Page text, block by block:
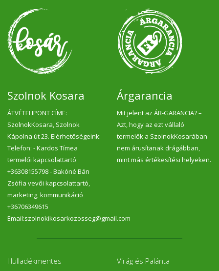
Szolnok Kosara
ÁTVÉTELIPONT CÍME:
SzolnokKosara, Szolnok
Kápolna út 23. Elérhetőségeink:
Telefon: - Kardos Tímea
termelői kapcsolattartó
+36308155798 - Bakóné Bán
Zsófia vevői kapcsolattartó,
marketing, kommunikáció
+36706349615
Email:szolnokikosarkozosseg@gmail.com
Árgarancia
Mit jelent az ÁR-GARANCIA? –
Azt, hogy az ezt vállaló
termelők a SzolnokKosarában
nem árusítanak drágábban,
mint más értékesítési helyeken.
Hulladékmentes
Virág és Palánta